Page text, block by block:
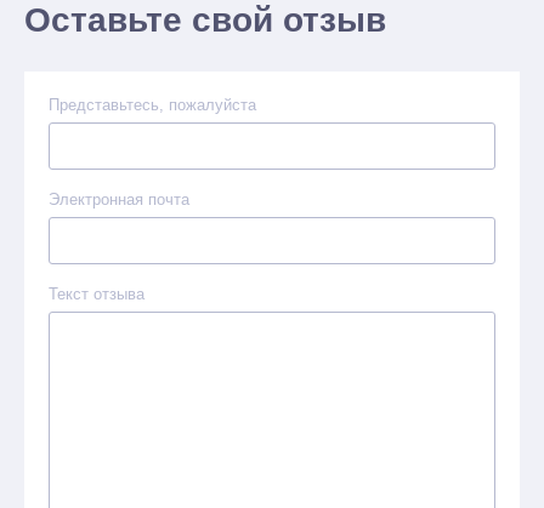
Оставьте свой отзыв
Представьтесь, пожалуйста
Электронная почта
Текст отзыва